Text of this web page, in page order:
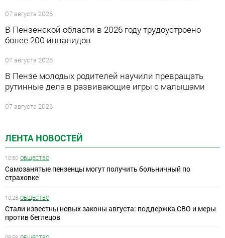
ЛЕНТА НОВОСТЕЙ
10:50 ОБЩЕСТВО
Самозанятые пензенцы могут получить больничный по
страховке
10:28 ОБЩЕСТВО
Стали известны новых законы августа: поддержка СВО и меры
против беглецов
07 августа 2026
В Пензенской области в 2026 году трудоустроено
более 200 инвалидов
07 августа 2026
В Пензе молодых родителей научили превращать
рутинные дела в развивающие игры с малышами
07 августа 2026